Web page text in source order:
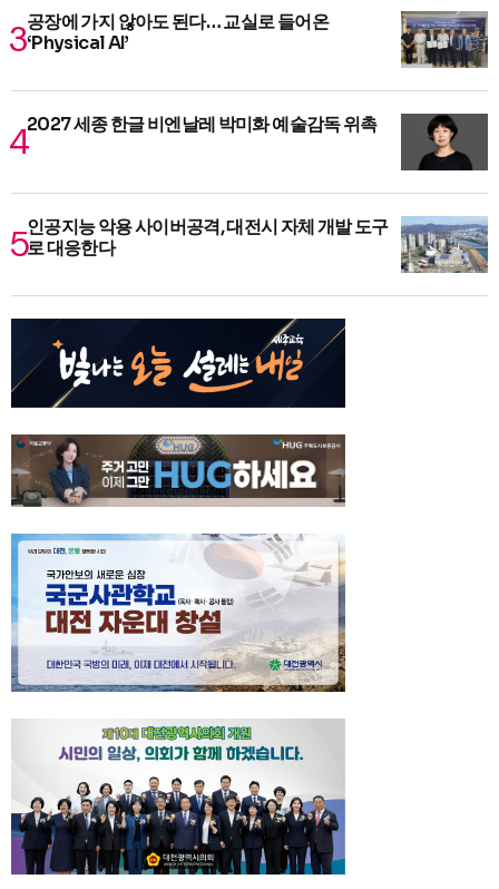
공장에 가지 않아도 된다… 교실로 들어온
‘Physical AI’
2027 세종 한글 비엔날레 박미화 예술감독 위촉
인공지능 악용 사이버공격, 대전시 자체 개발 도구
로 대응한다